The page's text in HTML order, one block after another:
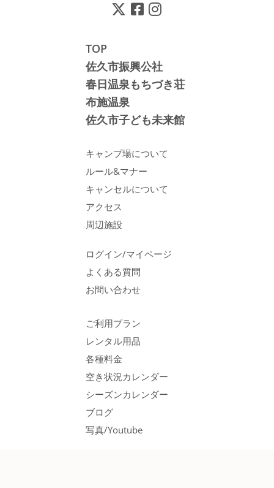
TOP
佐久市振興公社
春日温泉もちづき荘
布施温泉
佐久市子ども未来館
キャンプ場について
ルール&マナー
キャンセルについて
アクセス
周辺施設
ログイン/マイページ
よくある質問
お問い合わせ
ご利用プラン
レンタル用品
各種料金
空き状況カレンダー
シーズンカレンダー
ブログ
写真/Youtube